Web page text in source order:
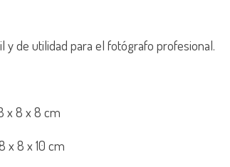
y de utilidad para el fotógrafo profesional.
x 8 x 8 cm
x 8 x 10 cm